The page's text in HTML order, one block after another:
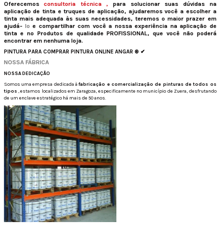
Oferecemosconsultoria técnica, para solucionar suas dúvidas na
aplicação de tinta etruques de aplicação, ajudaremos você a escolher a
tinta mais adequada às suas necessidades, teremos o maior prazer em
ajudá- lo e compartilhar com você a nossa experiência na aplicação de
tinta e no Produtos de qualidade PROFISSIONAL, que você não poderá
encontrar em nenhuma loja.
PINTURA PARA COMPRAR PINTURA ONLINE ANGAR ® ✔
NOSSA FÁBRICA
NOSSA DEDICAÇÃO
Somos uma empresa dedicada àfabricação e comercialização de pinturas de todos os
tipos , estamos localizados em Zaragoza, especificamente no município de Zuera, desfrutando
de um enclave estratégico há mais de 50 anos.